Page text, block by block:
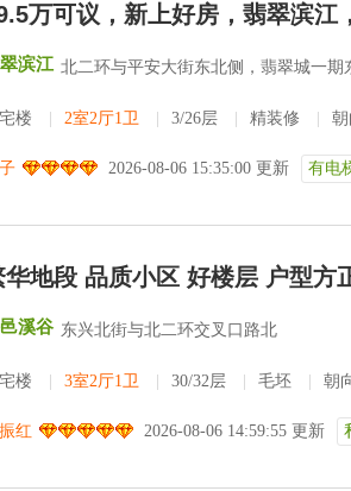
万可议，新上好房，翡翠滨江
滨江 北二环与平安大街东北侧，翡翠城一期
楼 2室2厅1卫 3/26层 精装修
2026-08-06 15:35:00 更新 有电
华地段 品质小区 好楼层 户型方
溪谷 东兴北街与北二环交叉口路北
楼 3室2厅1卫 30/32层 毛坯 朝
红 2026-08-06 14:59:55 更新